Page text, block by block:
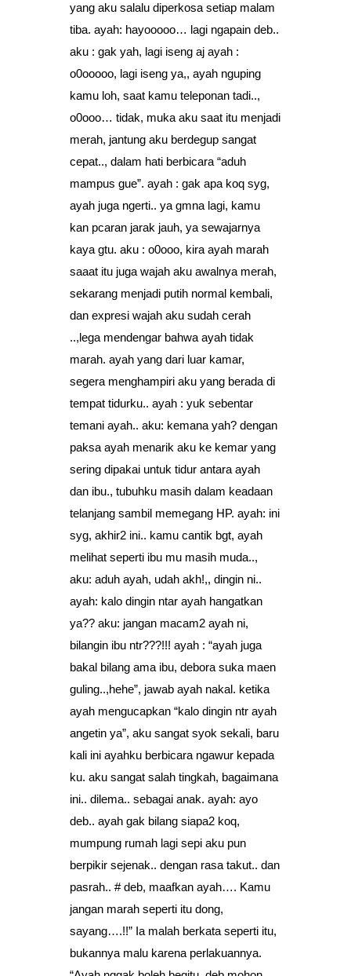
yang aku salalu diperkosa setiap malam
tiba. ayah: hayooooo… lagi ngapain deb..
aku : gak yah, lagi iseng aj ayah :
o0ooooo, lagi iseng ya,, ayah nguping
kamu loh, saat kamu teleponan tadi..,
o0ooo… tidak, muka aku saat itu menjadi
merah, jantung aku berdegup sangat
cepat.., dalam hati berbicara “aduh
mampus gue”. ayah : gak apa koq syg,
ayah juga ngerti.. ya gmna lagi, kamu
kan pcaran jarak jauh, ya sewajarnya
kaya gtu. aku : o0ooo, kira ayah marah
saaat itu juga wajah aku awalnya merah,
sekarang menjadi putih normal kembali,
dan expresi wajah aku sudah cerah
..,lega mendengar bahwa ayah tidak
marah. ayah yang dari luar kamar,
segera menghampiri aku yang berada di
tempat tidurku.. ayah : yuk sebentar
temani ayah.. aku: kemana yah? dengan
paksa ayah menarik aku ke kemar yang
sering dipakai untuk tidur antara ayah
dan ibu., tubuhku masih dalam keadaan
telanjang sambil memegang HP. ayah: ini
syg, akhir2 ini.. kamu cantik bgt, ayah
melihat seperti ibu mu masih muda..,
aku: aduh ayah, udah akh!,, dingin ni..
ayah: kalo dingin ntar ayah hangatkan
ya?? aku: jangan macam2 ayah ni,
bilangin ibu ntr???!!! ayah : “ayah juga
bakal bilang ama ibu, debora suka maen
guling..,hehe”, jawab ayah nakal. ketika
ayah mengucapkan “kalo dingin ntr ayah
angetin ya”, aku sangat syok sekali, baru
kali ini ayahku berbicara ngawur kepada
ku. aku sangat salah tingkah, bagaimana
ini.. dilema.. sebagai anak. ayah: ayo
deb.. ayah gak bilang siapa2 koq,
mumpung rumah lagi sepi aku pun
berpikir sejenak.. dengan rasa takut.. dan
pasrah.. # deb, maafkan ayah…. Kamu
jangan marah seperti itu dong,
sayang….!!” Ia malah berkata seperti itu,
bukannya malu karena perlakuannya.